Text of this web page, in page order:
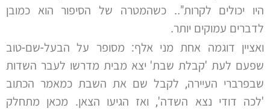
היו יכולים לקרות".. כשהמטרה של הסיפור הוא כמובן
לדברים עמוקים יותר.
ואציין דוגמה אחת מני אלף: מסופר על הבעל-שם-טוב
שפעם לעת 'קבלת שבת' יצא מבית מדרשו לעבר השדות
שבפרברי העיירה, לקבל שם את השבת כמאמר הכתוב
'לכה דודי נצא השדה', ואז הגיעו הצאן. מכאן מתחלק